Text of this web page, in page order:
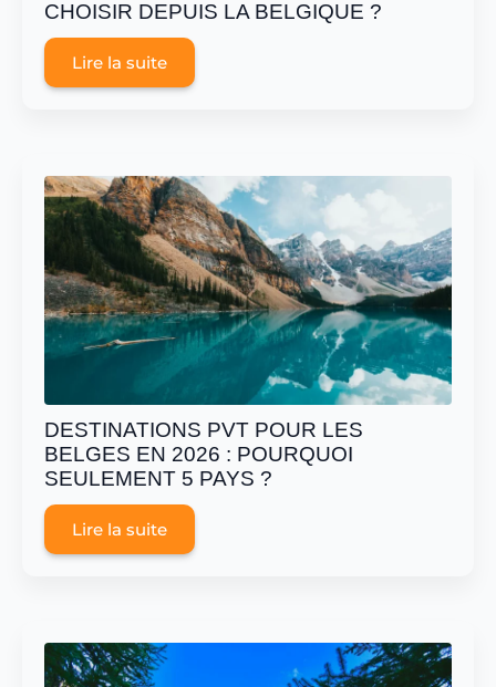
CHOISIR DEPUIS LA BELGIQUE ?
Lire la suite
DESTINATIONS PVT POUR LES
BELGES EN 2026 : POURQUOI
SEULEMENT 5 PAYS ?
Lire la suite